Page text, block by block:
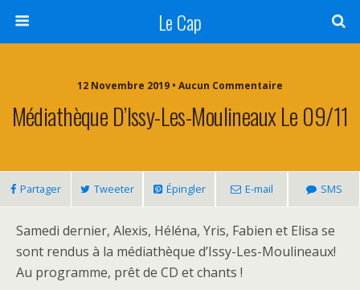
Le Cap
12 Novembre 2019 • Aucun Commentaire
Médiathèque D’Issy-Les-Moulineaux Le 09/11
Partager Tweeter Épingler E-mail SMS
Samedi dernier, Alexis, Héléna, Yris, Fabien et Elisa se
sont rendus à la médiathèque d’Issy-Les-Moulineaux!
Au programme, prêt de CD et chants !